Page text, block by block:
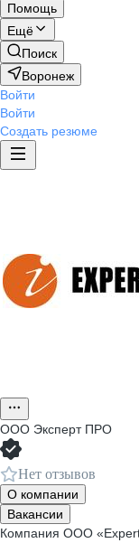
Помощь
Ещё
Поиск
Воронеж
Войти
Войти
Создать резюме
ООО Эксперт ПРО
Нет отзывов
О компании
Вакансии
Компания ООО